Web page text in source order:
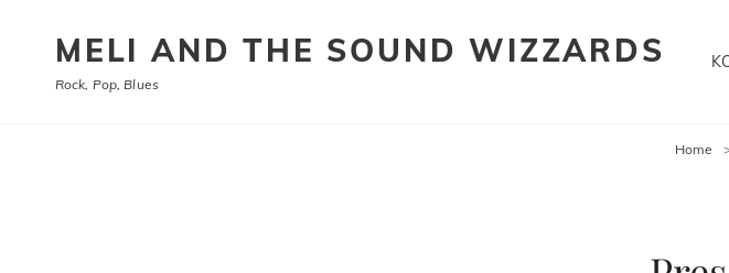
MELI AND THE SOUND WIZZARDS
Rock, Pop, Blues
Home